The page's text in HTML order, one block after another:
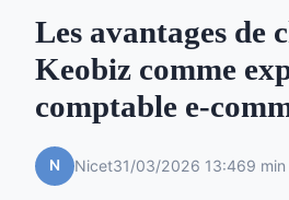
Les avantages de
Keobiz comme
comptable e-
N Nicet31/03/2026 13:469